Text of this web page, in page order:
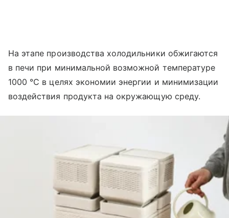
На этапе производства холодильники обжигаются
в печи при минимальной возможной температуре
1000 °C в целях экономии энергии и минимизации
воздействия продукта на окружающую среду.